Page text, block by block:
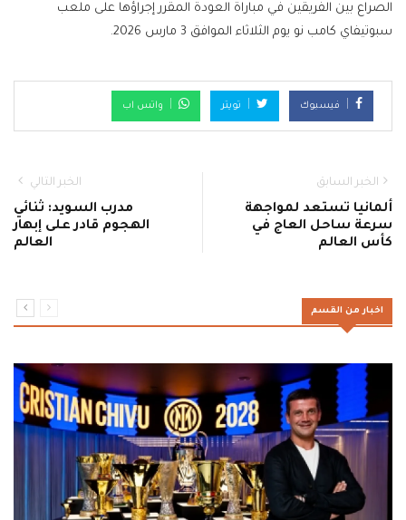
الصراع بين الفريقين في مباراة العودة المقرر إجراؤها على ملعب
سبوتيفاي كامب نو يوم الثلاثاء الموافق 3 مارس 2026.
فيسبوك تويتر واتس اب
الخبر السابق
ألمانيا تستعد لمواجهة
سرعة ساحل العاج في
كأس العالم
الخبر التالي
مدرب السويد: ثنائي
الهجوم قادر على إبهار
العالم
اخبار من القسم